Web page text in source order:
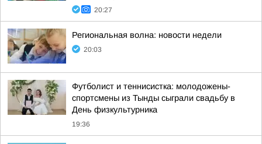
20:27
Региональная волна: новости недели
20:03
Футболист и теннисистка: молодожены-
спортсмены из Тынды сыграли свадьбу в
День физкультурника
19:36